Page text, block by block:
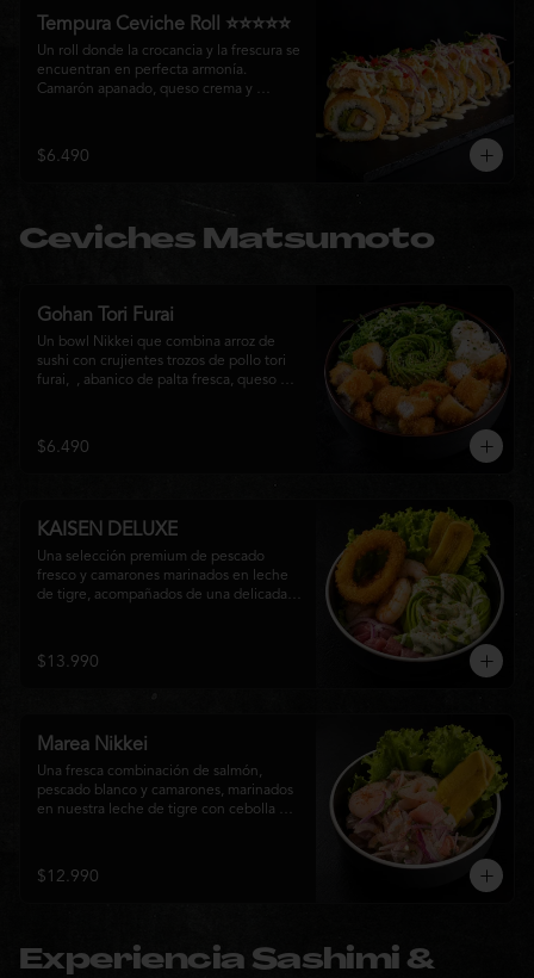
Tempura Ceviche Roll ⭐⭐⭐⭐⭐
Un roll donde la crocancia y la frescura se
encuentran en perfecta armonía.
Camarón apanado, queso crema y
corona con salmón y pescado blanco en
tempura, cebolla morada, una sedosa
logrando una experiencia intensa,
equilibrada y auténticamente nikkei.
$6.490
Ceviches Matsumoto
Gohan Tori Furai
Un bowl Nikkei que combina arroz de
sushi con crujientes trozos de pollo tori
furai,  , abanico de palta fresca, queso
sabores que equilibra lo crocante, lo
fresco y lo cremoso en cada bocado.
$6.490
KAISEN DELUXE
Una selección premium de pescado
fresco y camarones marinados en leche
de tigre, acompañados de una delicada
que combina frescura, textura y
elegancia en cada bocado.
$13.990
Marea Nikkei
Una fresca combinación de salmón,
pescado blanco y camarones, marinados
en nuestra leche de tigre con cebolla
para una experiencia Nikkei llena de
frescura, equilibrio y sabor.
$12.990
Experiencia Sashimi &